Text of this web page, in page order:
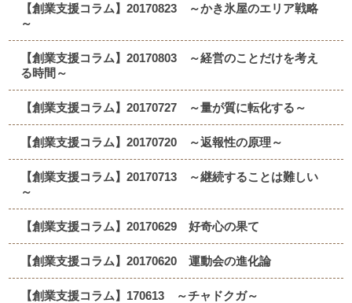
【創業支援コラム】20170823 ～かき氷屋のエリア戦略
～
【創業支援コラム】20170803 ～経営のことだけを考え
る時間～
【創業支援コラム】20170727 ～量が質に転化する～
【創業支援コラム】20170720 ～返報性の原理～
【創業支援コラム】20170713 ～継続することは難しい
～
【創業支援コラム】20170629 好奇心の果て
【創業支援コラム】20170620 運動会の進化論
【創業支援コラム】170613 ～チャドクガ～